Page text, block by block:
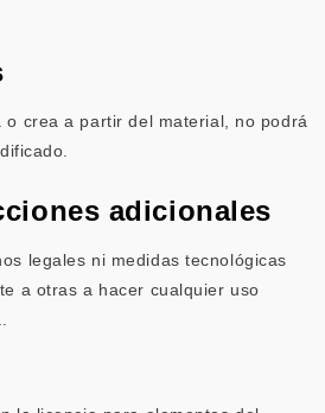
o crea a partir del material, no podrá
adicionales
legales ni medidas tecnológicas
a otras a hacer cualquier uso